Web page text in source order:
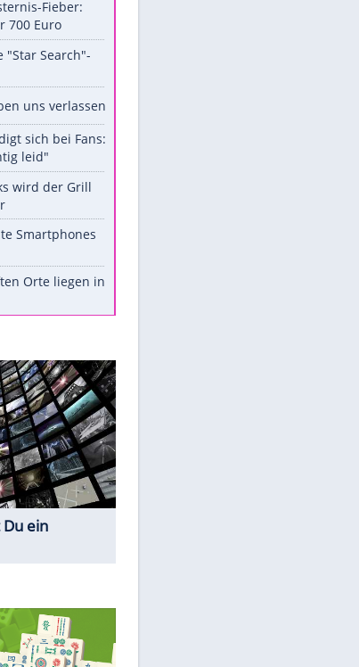
Spanien im Finsternis-Fieber:
Balkonplätze für 700 Euro
Stars heute
Diese Autos haben uns verlassen
"Tut mir aufrichtig leid"
Mit diesen Tricks wird der Grill
ruckzuck sauber
So nutzt man alte Smartphones
sinnvoll
Quiz